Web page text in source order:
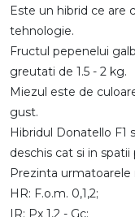
Este un hibrid ce are
tehnologie.
Fructul pepenelui
greutati de 1.5 - 2 kg.
Miezul este de
gust.
Hibridul Donatello F1
deschis cat si in spatii
Prezinta urmatoarele
HR: F.o.m. 0,1,2;